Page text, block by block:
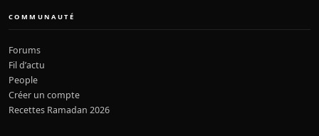
COMMUNAUTÉ
Forums
Fil d’actu
People
Créer un compte
Recettes Ramadan 2026